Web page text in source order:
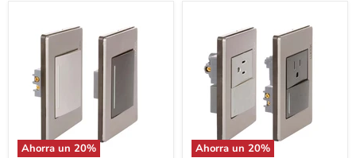
Ahorra un 20%
Ahorra un 20%